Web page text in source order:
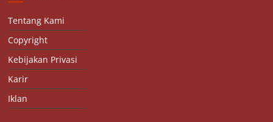
Tentang Kami
Copyright
Kebijakan Privasi
Karir
Iklan